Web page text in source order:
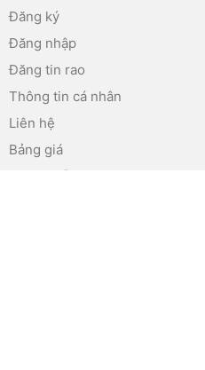
Đăng ký
Đăng nhập
Đăng tin rao
Thông tin cá nhân
Liên hệ
Bảng giá